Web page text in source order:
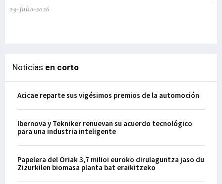
29-Julio-2026
Noticias en corto
Acicae reparte sus vigésimos premios de la automoción
Ibernova y Tekniker renuevan su acuerdo tecnológico
para una industria inteligente
Papelera del Oriak 3,7 milioi euroko dirulaguntza jaso du
Zizurkilen biomasa planta bat eraikitzeko